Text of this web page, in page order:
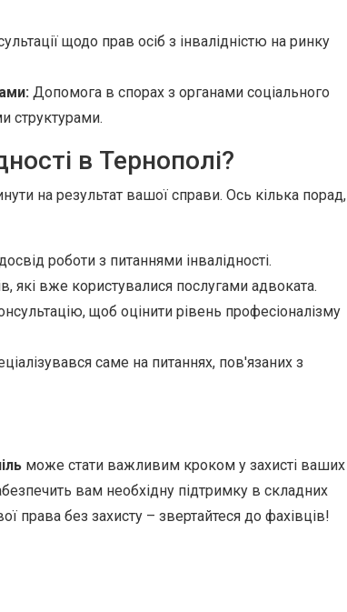
щодо прав осіб з інвалідністю на ринку
Допомога в спорах з органами соціального
структурами.
в Тернополі?
на результат вашої справи. Ось кілька порад,
роботи з питаннями інвалідності.
які вже користувалися послугами адвоката.
щоб оцінити рівень професіоналізму
саме на питаннях, пов'язаних з
може стати важливим кроком у захисті ваших
вам необхідну підтримку в складних
права без захисту – звертайтеся до фахівців!